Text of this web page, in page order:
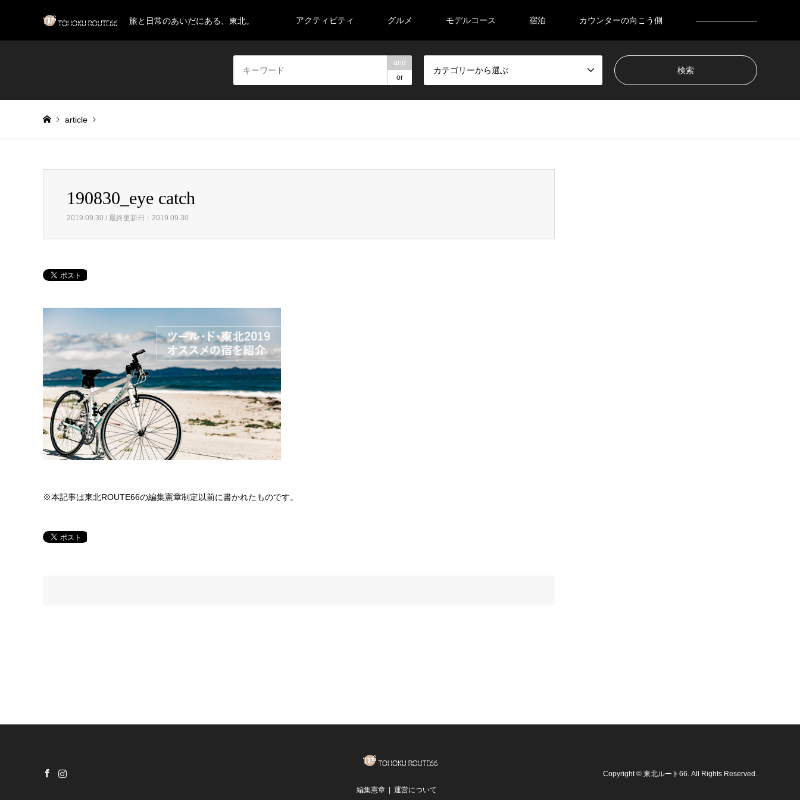
旅と日常のあいだにある、東北。 アクティビティ グルメ モデルコース 宿泊 カウンターの向こう側 ———————-
and
or
カテゴリーから選ぶ
article
190830_eye catch
190830_eye catch
2019.09.30 / 最終更新日：2019.09.30
※本記事は東北ROUTE66の編集憲章制定以前に書かれたものです。
編集憲章 運営について
Copyright © 東北ルート66 . All Rights Reserved.